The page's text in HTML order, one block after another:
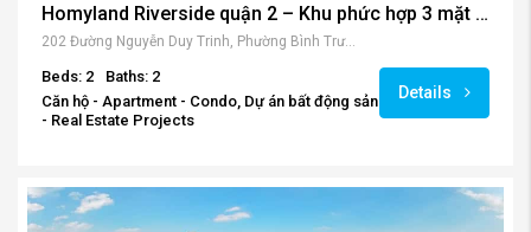
Homyland Riverside quận 2 – Khu phức hợp 3 mặt tiền đắc địa nhất quận 2.
202 Đường Nguyễn Duy Trinh, Phường Bình Trưng Tây, Quận 2, Hồ Chí Minh, Việt Nam
Beds: 2
Baths: 2
Căn hộ - Apartment - Condo, Dự án bất động sản
- Real Estate Projects
Details